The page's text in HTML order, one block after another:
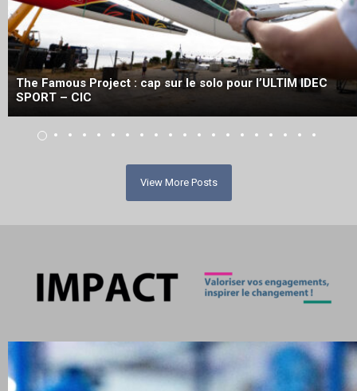
The Famous Project : cap sur le solo pour l’ULTIM IDEC
SPORT – CIC
View More Posts